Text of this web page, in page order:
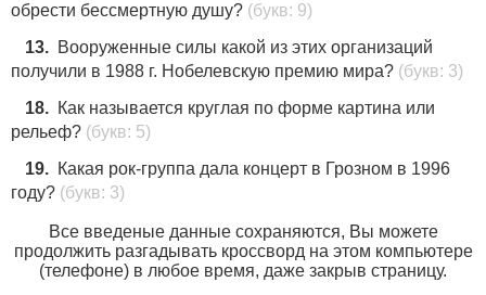
обрести бессмертную душу? (букв: 9)
13. Вооруженные силы какой из этих организаций
получили в 1988 г. Нобелевскую премию мира? (букв: 3)
18. Как называется круглая по форме картина или
рельеф? (букв: 5)
19. Какая рок-группа дала концерт в Грозном в 1996
году? (букв: 3)
Все введеные данные сохраняются, Вы можете
продолжить разгадывать кроссворд на этом компьютере
(телефоне) в любое время, даже закрыв страницу.